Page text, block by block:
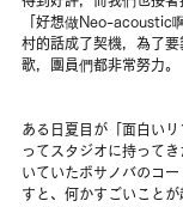
「好想做Neo-acoustic
村的話成了契機，為了
歌，團員們都非常努力。
ある日夏目が「面白い
ってスタジオに持って
いていたボサノバのコ
すと、何かすごいこと